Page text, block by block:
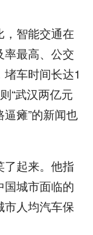
智能交通在
率最高、公交
车时间长达1
“武汉两亿元
瘫”的新闻也
起来。他指
国城市面临的
市人均汽车保